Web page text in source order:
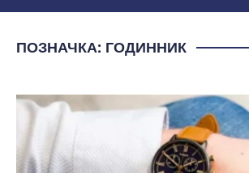
ПОЗНАЧКА: ГОДИННИК